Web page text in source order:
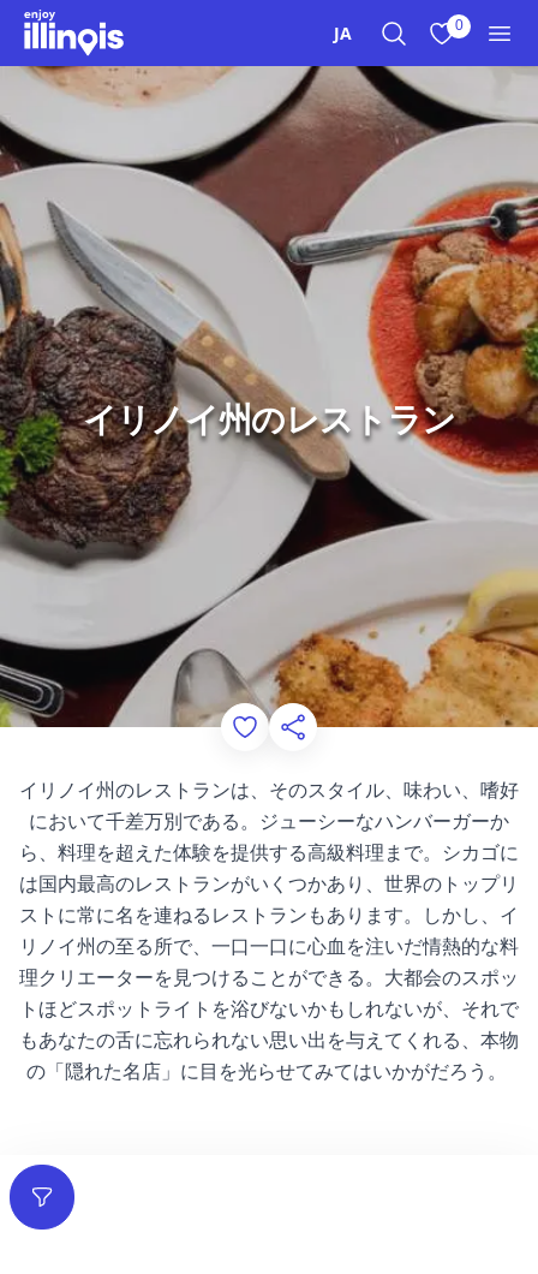
本文へスキップ
JA 0
イリノイ州のレストラン
Add to Favorites
このページを共有する
イリノイ州のレストランは、そのスタイル、味わい、嗜好
において千差万別である。ジューシーなハンバーガーか
ら、料理を超えた体験を提供する高級料理まで。シカゴに
は国内最高のレストランがいくつかあり、世界のトップリ
ストに常に名を連ねるレストランもあります。しかし、イ
リノイ州の至る所で、一口一口に心血を注いだ情熱的な料
理クリエーターを見つけることができる。大都会のスポッ
トほどスポットライトを浴びないかもしれないが、それで
もあなたの舌に忘れられない思い出を与えてくれる、本物
の「隠れた名店」に目を光らせてみてはいかがだろう。
フィルター